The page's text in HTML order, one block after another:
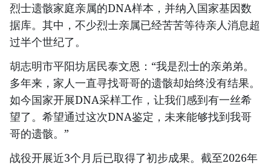
烈士遗骸家庭亲属的DNA样本，并纳入国家基因数
据库。其中，不少烈士亲属已经苦苦等待亲人消息超
过半个世纪了。
胡志明市平阳坊居民泰文恩：“我是烈士的亲弟弟。
多年来，家人一直寻找哥哥的遗骸却始终没有结果。
如今国家开展DNA采样工作，让我们感到有一丝希
望了。希望通过这次DNA鉴定，未来能够找到我哥
哥的遗骸。”
战役开展近3个月后已取得了初步成果。截至2026年